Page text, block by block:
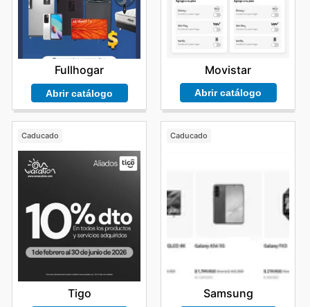
Fullhogar
Abrir catálogo
Movistar
Abrir catálogo
Caducado
Tigo
Caducado
Samsung